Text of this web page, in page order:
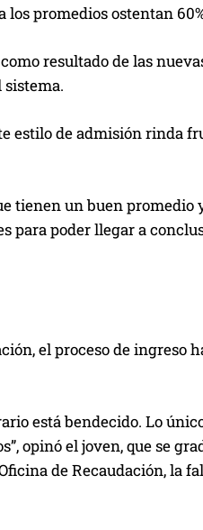
los promedios ostentan
resultado de las
sistema.
estilo de admisión rinda
tienen un buen promedio
para poder llegar a
el proceso de ingreso
está bendecido. Lo
opinó el joven, que se
de Recaudación, la